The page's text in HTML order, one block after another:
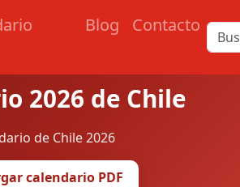
Blog Contacto
2026 de Chile
de Chile 2026
calendario PDF